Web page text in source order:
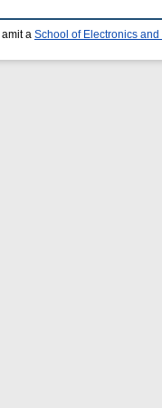
amit a School of Electronics